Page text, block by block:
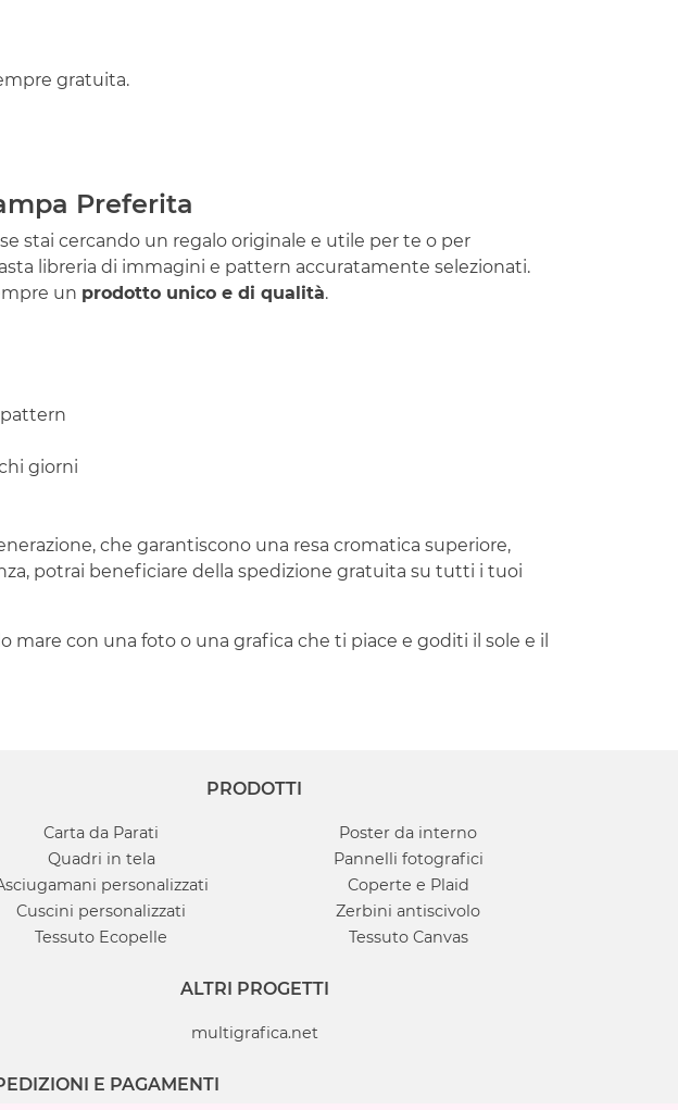
gratuita.
Preferita
stai cercando un regalo originale e utile per te o per
libreria di immagini e pattern accuratamente selezionati.
un prodotto unico e di qualità.
giorni
che garantiscono una resa cromatica superiore,
potrai beneficiare della spedizione gratuita su tutti i tuoi
mare con una foto o una grafica che ti piace e goditi il sole e il
PRODOTTI
Carta da Parati
Poster da interno
Quadri in tela
Pannelli fotografici
personalizzati
Coperte e Plaid
Cuscini personalizzati
Zerbini antiscivolo
Tessuto Ecopelle
Tessuto Canvas
ALTRI PROGETTI
multigrafica.net
E PAGAMENTI